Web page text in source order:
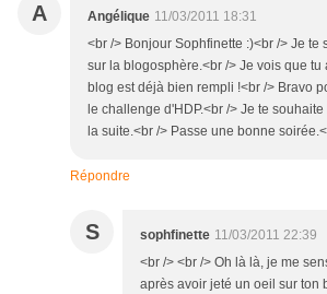
A Angélique 11/03/2011 18:31
<br /> Bonjour Sophfinette :)<br /> Je te
sur la blogosphère.<br /> Je vois que tu
blog est déjà bien rempli !<br /> Bravo
le challenge d'HDP.<br /> Je te
la suite.<br /> Passe une bonne
Répondre
S sophfinette 11/03/2011 22:39
<br /> <br /> Oh là là, je me
après avoir jeté un oeil sur ton